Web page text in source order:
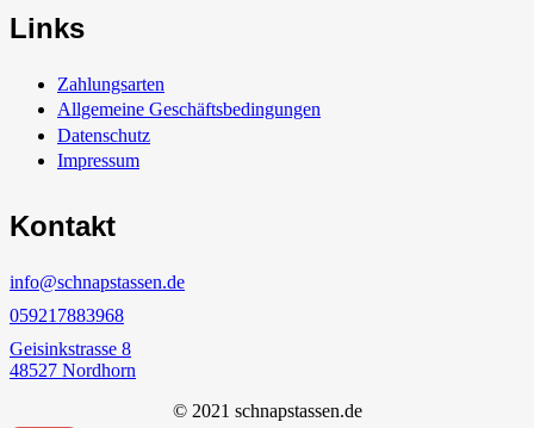
Links
Zahlungsarten
Allgemeine Geschäftsbedingungen
Datenschutz
Impressum
Kontakt
info@schnapstassen.de
059217883968
Geisinkstrasse 8
48527 Nordhorn
© 2021 schnapstassen.de